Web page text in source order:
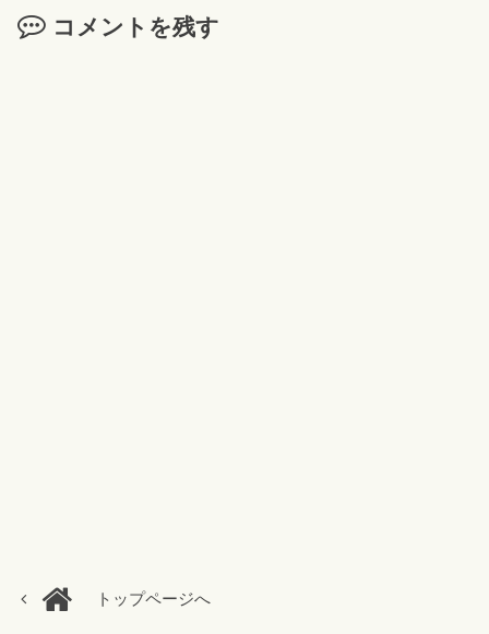
コメントを残す
トップページへ